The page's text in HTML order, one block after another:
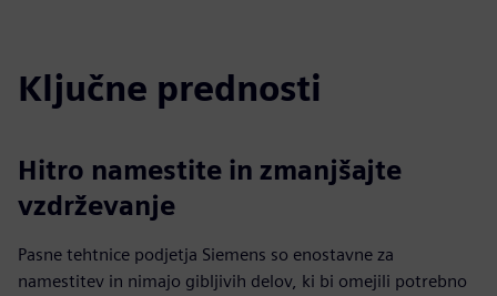
Ključne prednosti
Hitro namestite in zmanjšajte
vzdrževanje
Pasne tehtnice podjetja Siemens so enostavne za
namestitev in nimajo gibljivih delov, ki bi omejili potrebno